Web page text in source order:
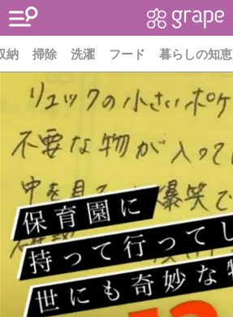
納 掃除 洗濯 フード 暮らしの知恵